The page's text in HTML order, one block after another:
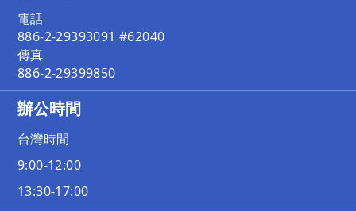
電話
886-2-29393091 #62040
傳真
886-2-29399850
辦公時間
台灣時間
9:00-12:00
13:30-17:00